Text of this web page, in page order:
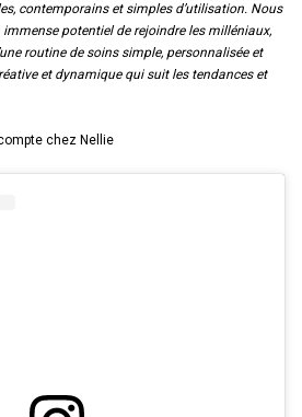
contemporains et simples d’utilisation. Nous
immense potentiel de rejoindre les milléniaux,
routine de soins simple, personnalisée et
et dynamique qui suit les tendances et
chez Nellie